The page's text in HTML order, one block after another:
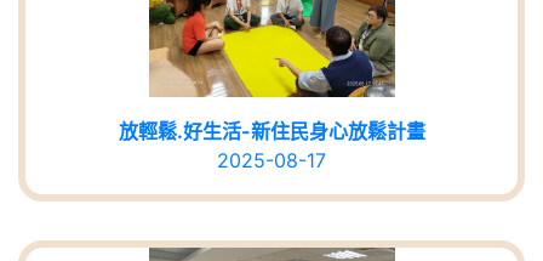
放輕鬆.好生活-新住民身心放鬆計畫
2025-08-17